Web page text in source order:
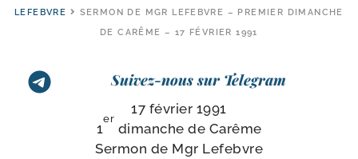
LEFEBVRE
SERMON DE MGR LEFEBVRE – PREMIER DIMANCHE
DE CARÊME – 17 FÉVRIER 1991
Suivez-nous sur Telegram
17 février 1991
1
er
dimanche de Carême
Sermon de Mgr Lefebvre